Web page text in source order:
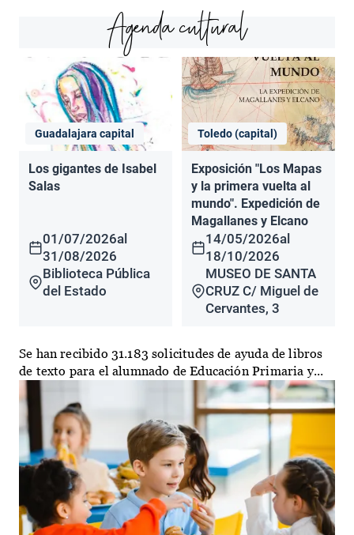
Agenda cultural
Guadalajara capital
Los gigantes de Isabel
Salas
01/07/2026al
31/08/2026
Biblioteca Pública
del Estado
Toledo (capital)
Exposición "Los Mapas
y la primera vuelta al
mundo". Expedición de
Magallanes y Elcano
14/05/2026al
18/10/2026
MUSEO DE SANTA
CRUZ C/ Miguel de
Cervantes, 3
Se han recibido 31.183 solicitudes de ayuda de libros
de texto para el alumnado de Educación Primaria y...